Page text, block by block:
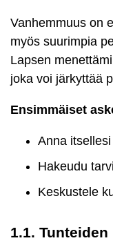
Vanhemmuus on
myös suurimpia
Lapsen
joka voi järkyttää
Ensimmäiset
Anna
Hakeudu
Keskustele
1.1.